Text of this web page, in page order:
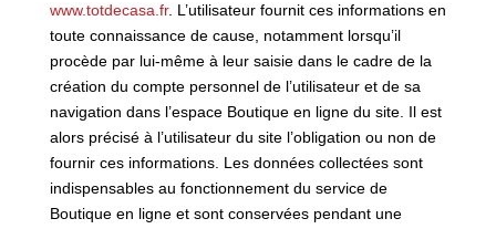
www.totdecasa.fr. L’utilisateur fournit ces informations en
toute connaissance de cause, notamment lorsqu’il
procède par lui-même à leur saisie dans le cadre de la
création du compte personnel de l’utilisateur et de sa
navigation dans l’espace Boutique en ligne du site. Il est
alors précisé à l’utilisateur du site l’obligation ou non de
fournir ces informations. Les données collectées sont
indispensables au fonctionnement du service de
Boutique en ligne et sont conservées pendant une